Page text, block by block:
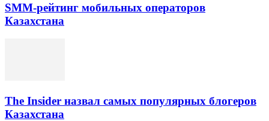
SMM-рейтинг мобильных операторов
Казахстана
The Insider назвал самых популярных блогеров
Казахстана